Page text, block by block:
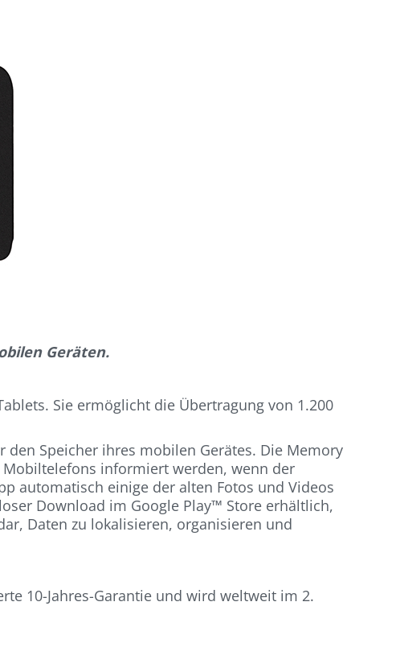
Geräten.
Sie ermöglicht die Übertragung von 1.200
Speicher ihres mobilen Gerätes. Die Memory
informiert werden, wenn der
automatisch einige der alten Fotos und Videos
Download im Google Play™ Store erhältlich,
Daten zu lokalisieren, organisieren und
10-Jahres-Garantie und wird weltweit im 2.